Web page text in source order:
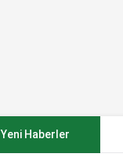
Yeni Haberler